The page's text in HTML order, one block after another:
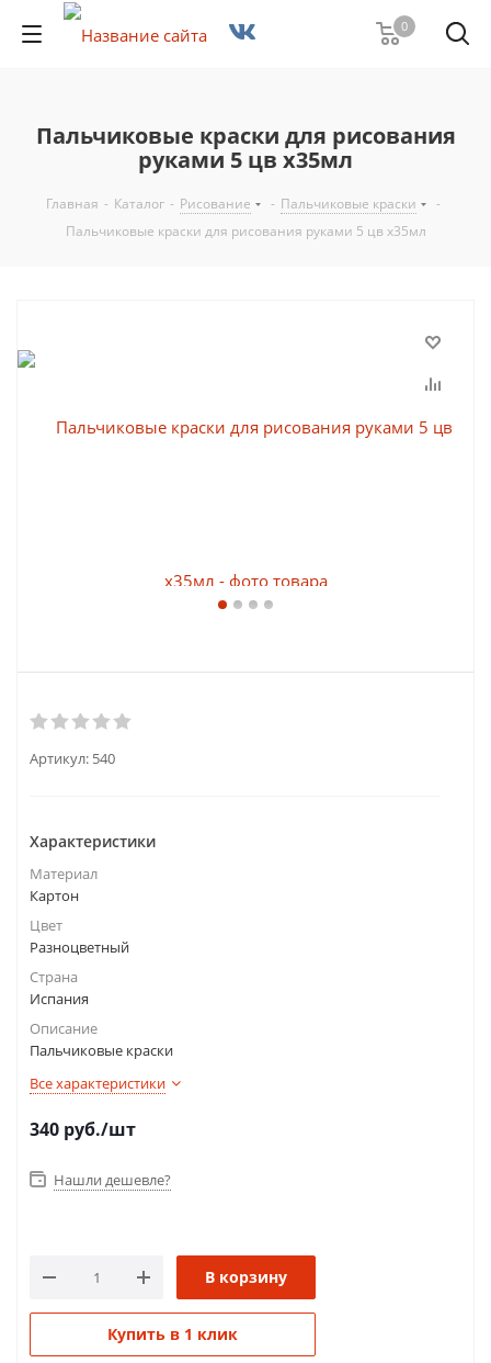
0
Пальчиковые краски для рисования
руками 5 цв х35мл
Главная - Каталог - Рисование - Пальчиковые краски
-
Пальчиковые краски для рисования руками 5 цв х35мл
Артикул: 540
Характеристики
Материал
Картон
Цвет
Разноцветный
Страна
Испания
Описание
Пальчиковые краски
Все характеристики
340 руб./шт
Нашли дешевле?
В корзину
Купить в 1 клик